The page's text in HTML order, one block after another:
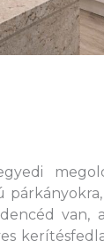
van,